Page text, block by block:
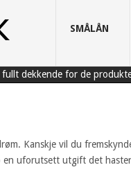
SMÅLÅN
dekkende for de
Kanskje vil du
uforutsett utgift det